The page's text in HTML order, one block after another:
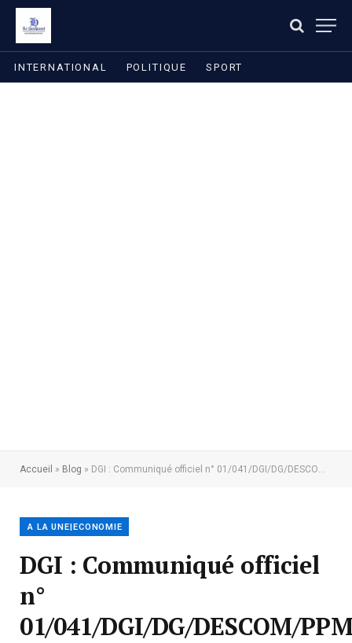
INTERNATIONAL POLITIQUE SPORT
Accueil » Blog » DGI : Communiqué officiel n° 01/041/DGI/DG/DESCOM/PPM/2024
A LA UNE|ECONOMIE
DGI : Communiqué officiel
n°
01/041/DGI/DG/DESCOM/